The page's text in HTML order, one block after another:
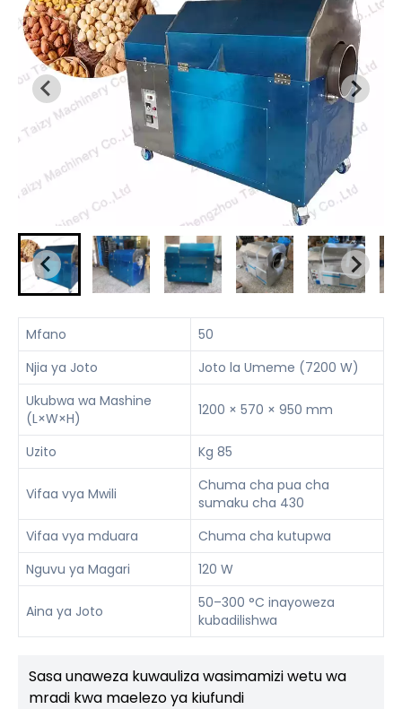
Mfano
50
Njia ya Joto
Joto la Umeme (7200 W)
Ukubwa wa Mashine
(L×W×H)
1200 × 570 × 950 mm
Uzito Kg 85
Vifaa vya Mwili
Chuma cha pua cha
sumaku cha 430
Vifaa vya mduara
Chuma cha kutupwa
Nguvu ya Magari
120 W
Aina ya Joto
50–300 °C inayoweza
kubadilishwa
Sasa unaweza kuwauliza wasimamizi wetu wa
mradi kwa maelezo ya kiufundi